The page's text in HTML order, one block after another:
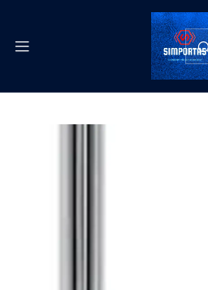
Despachos express a todo el
Inicio
Candado Largo Especial
Calidad